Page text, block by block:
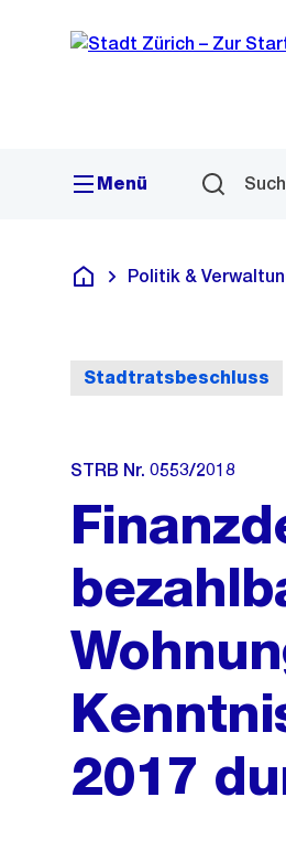
Navigation
Sprunglink
Menü
Deutsch
Politik &
Stadtratsbeschluss
STRB Nr. 0553/2018
2017